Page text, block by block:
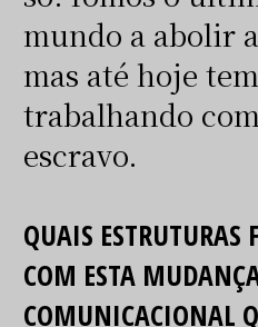
mundo a abolir
mas até hoje
trabalhando
escravo.
QUAIS ESTRUTURAS
COM ESTA
COMUNICACIONAL